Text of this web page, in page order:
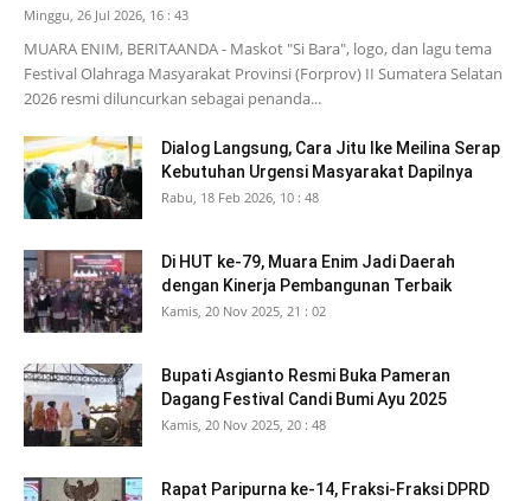
Minggu, 26 Jul 2026, 16 : 43
MUARA ENIM, BERITAANDA - Maskot "Si Bara", logo, dan lagu tema
Festival Olahraga Masyarakat Provinsi (Forprov) II Sumatera Selatan
2026 resmi diluncurkan sebagai penanda...
Dialog Langsung, Cara Jitu Ike Meilina Serap
Kebutuhan Urgensi Masyarakat Dapilnya
Rabu, 18 Feb 2026, 10 : 48
Di HUT ke-79, Muara Enim Jadi Daerah
dengan Kinerja Pembangunan Terbaik
Kamis, 20 Nov 2025, 21 : 02
Bupati Asgianto Resmi Buka Pameran
Dagang Festival Candi Bumi Ayu 2025
Kamis, 20 Nov 2025, 20 : 48
Rapat Paripurna ke-14, Fraksi-Fraksi DPRD